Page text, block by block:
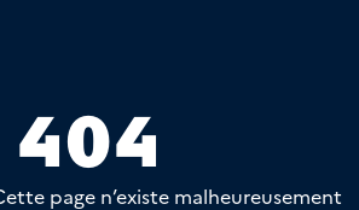
404
page n’existe malheureusement